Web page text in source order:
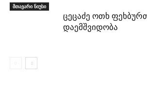
მთავარი ნიუსი
ცეცაძე ოთხ
დაემშვიდობა